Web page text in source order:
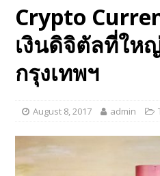
ผ่ว แต่บ้านใหญ่ผนึกกำลัง สกัด!! เจาะสนาม
PR NEWS
ว BREEZE ปักธงผู้นำ EV สองล้อที่เข้าใจผู้ใ
าร ต้นแบบนวัตกรรมอาหารสุขภาพ “GIN-D”
Crypto
เงินดิจิตัลที่ให
กรุงเทพฯ
August 8, 2017 admin